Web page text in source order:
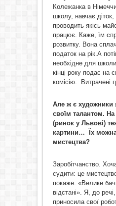
Колежанка в
школу, навчає
проводить якісь
працює. Каже, їм
розвитку. Вона
податок на рік.А
необхідне для
кінці року подає на
комісію. Витрачені
Але ж є художники
своїм талантом. На
(ринок у Львові)
картини… Їх
мистецтва?
Заробітчанство.
судити: це
покаже. «Велике
відстані». Я, до
приносила свої